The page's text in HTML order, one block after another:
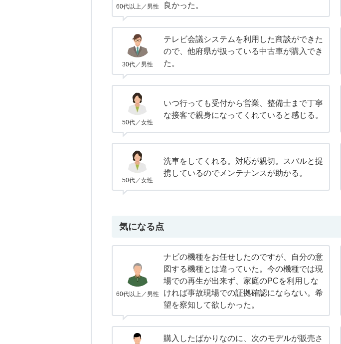
60代以上／男性
良かった。
30代／男性
テレビ会議システムを利用した商談ができた
ので、他府県が扱っている中古車が購入でき
た。
50代／女性
いつ行っても受付から営業、整備士まで丁寧
な接客で親身になってくれていると感じる。
50代／女性
洗車をしてくれる。対応が親切。スバルと提
携しているのでメンテナンスが助かる。
気になる点
60代以上／男性
ナビの機種をお任せしたのですが、自分の意
図する機種とは違っていた。今の機種では現
場での再生が出来ず、家庭のPCを利用しな
ければ事故現場での証拠確認にならない。希
望を察知して欲しかった。
購入したばかりなのに、次のモデルが販売さ